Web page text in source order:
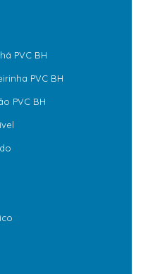
PVC BH
PVC BH
PVC BH